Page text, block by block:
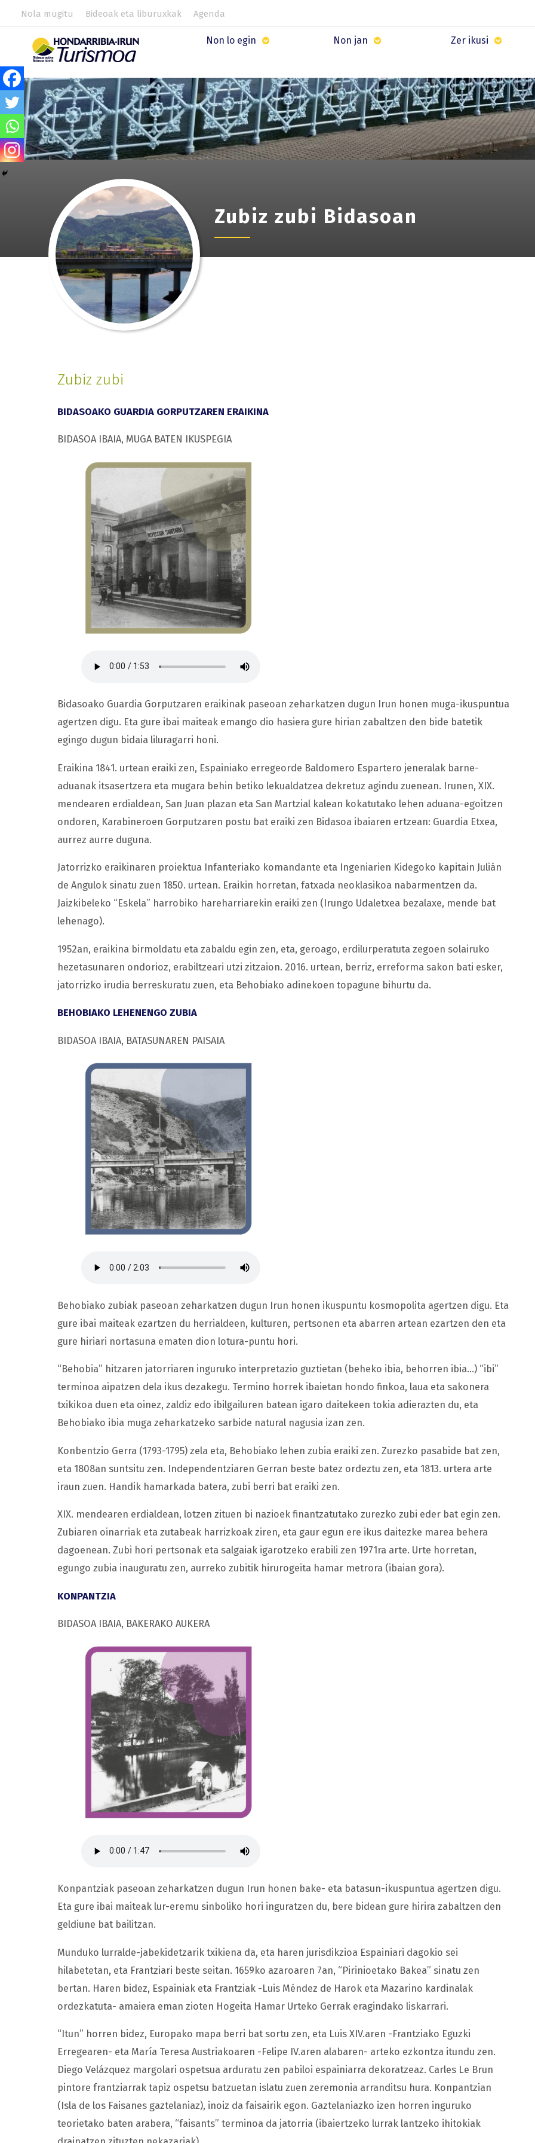
Nola mugitu Bideoak eta liburuxkak Agenda
Non lo egin Non jan Zer ikusi
Zubiz zubi Bidasoan
Zubiz zubi
BIDASOAKO GUARDIA GORPUTZAREN ERAIKINA
BIDASOA IBAIA, MUGA BATEN IKUSPEGIA
Bidasoako Guardia Gorputzaren eraikinak paseoan zeharkatzen dugun Irun honen muga-ikuspuntua
agertzen digu. Eta gure ibai maiteak emango dio hasiera gure hirian zabaltzen den bide batetik
egingo dugun bidaia liluragarri honi.
Eraikina 1841. urtean eraiki zen, Espainiako erregeorde Baldomero Espartero jeneralak barne-
aduanak itsasertzera eta mugara behin betiko lekualdatzea dekretuz agindu zuenean. Irunen, XIX.
mendearen erdialdean, San Juan plazan eta San Martzial kalean kokatutako lehen aduana-egoitzen
ondoren, Karabineroen Gorputzaren postu bat eraiki zen Bidasoa ibaiaren ertzean: Guardia Etxea,
aurrez aurre duguna.
Jatorrizko eraikinaren proiektua Infanteriako komandante eta Ingeniarien Kidegoko kapitain Julián
de Angulok sinatu zuen 1850. urtean. Eraikin horretan, fatxada neoklasikoa nabarmentzen da.
Jaizkibeleko “Eskela” harrobiko hareharriarekin eraiki zen (Irungo Udaletxea bezalaxe, mende bat
lehenago).
1952an, eraikina birmoldatu eta zabaldu egin zen, eta, geroago, erdilurperatuta zegoen solairuko
hezetasunaren ondorioz, erabiltzeari utzi zitzaion. 2016. urtean, berriz, erreforma sakon bati esker,
jatorrizko irudia berreskuratu zuen, eta Behobiako adinekoen topagune bihurtu da.
BEHOBIAKO LEHENENGO ZUBIA
BIDASOA IBAIA, BATASUNAREN PAISAIA
Behobiako zubiak paseoan zeharkatzen dugun Irun honen ikuspuntu kosmopolita agertzen digu. Eta
gure ibai maiteak ezartzen du herrialdeen, kulturen, pertsonen eta abarren artean ezartzen den eta
gure hiriari nortasuna ematen dion lotura-puntu hori.
“Behobia” hitzaren jatorriaren inguruko interpretazio guztietan (beheko ibia, behorren ibia…) “ibi”
terminoa aipatzen dela ikus dezakegu. Termino horrek ibaietan hondo finkoa, laua eta sakonera
txikikoa duen eta oinez, zaldiz edo ibilgailuren batean igaro daitekeen tokia adierazten du, eta
Behobiako ibia muga zeharkatzeko sarbide natural nagusia izan zen.
Konbentzio Gerra (1793-1795) zela eta, Behobiako lehen zubia eraiki zen. Zurezko pasabide bat zen,
eta 1808an suntsitu zen. Independentziaren Gerran beste batez ordeztu zen, eta 1813. urtera arte
iraun zuen. Handik hamarkada batera, zubi berri bat eraiki zen.
XIX. mendearen erdialdean, lotzen zituen bi nazioek finantzatutako zurezko zubi eder bat egin zen.
Zubiaren oinarriak eta zutabeak harrizkoak ziren, eta gaur egun ere ikus daitezke marea behera
dagoenean. Zubi hori pertsonak eta salgaiak igarotzeko erabili zen 1971ra arte. Urte horretan,
egungo zubia inauguratu zen, aurreko zubitik hirurogeita hamar metrora (ibaian gora).
KONPANTZIA
BIDASOA IBAIA, BAKERAKO AUKERA
Konpantziak paseoan zeharkatzen dugun Irun honen bake- eta batasun-ikuspuntua agertzen digu.
Eta gure ibai maiteak lur-eremu sinboliko hori inguratzen du, bere bidean gure hirira zabaltzen den
geldiune bat bailitzan.
Munduko lurralde-jabekidetzarik txikiena da, eta haren jurisdikzioa Espainiari dagokio sei
hilabetetan, eta Frantziari beste seitan. 1659ko azaroaren 7an, “Pirinioetako Bakea” sinatu zen
bertan. Haren bidez, Espainiak eta Frantziak -Luis Méndez de Harok eta Mazarino kardinalak
ordezkatuta- amaiera eman zioten Hogeita Hamar Urteko Gerrak eragindako liskarrari.
“Itun” horren bidez, Europako mapa berri bat sortu zen, eta Luis XIV.aren -Frantziako Eguzki
Erregearen- eta María Teresa Austriakoaren -Felipe IV.aren alabaren- arteko ezkontza itundu zen.
Diego Velázquez margolari ospetsua arduratu zen pabiloi espainiarra dekoratzeaz. Carles Le Brun
pintore frantziarrak tapiz ospetsu batzuetan islatu zuen zeremonia arranditsu hura. Konpantzian
(Isla de los Faisanes gaztelaniaz), inoiz da faisairik egon. Gaztelaniazko izen horren inguruko
teorietako baten arabera, “faisants” terminoa da jatorria (ibaiertzeko lurrak lantzeko ihitokiak